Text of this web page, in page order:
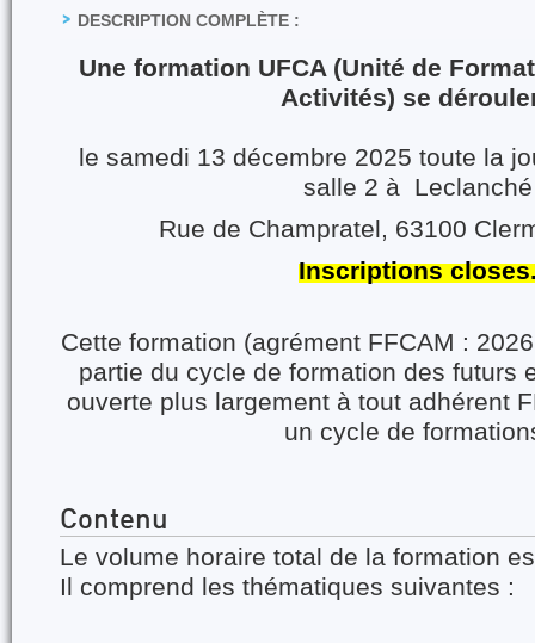
DESCRIPTION COMPLÈTE :
Une formation UFCA (Unité de
Activités) se
le samedi 13 décembre 2025 toute la
salle 2 à Leclanché
Rue de Champratel, 63100
Inscriptions
Cette formation (agrément FFCAM :
partie du cycle de formation des futurs
ouverte plus largement à tout adhérent
un cycle de
Contenu
Le volume horaire total de la formation
Il comprend les thématiques suivantes :